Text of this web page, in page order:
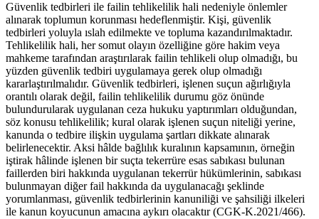
Güvenlik tedbirleri ile failin tehlikelilik hali nedeniyle önlemler
alınarak toplumun korunması hedeflenmiştir. Kişi, güvenlik
tedbirleri yoluyla ıslah edilmekte ve topluma kazandırılmaktadır.
Tehlikelilik hali, her somut olayın özelliğine göre hakim veya
mahkeme tarafından araştırılarak failin tehlikeli olup olmadığı, bu
yüzden güvenlik tedbiri uygulamaya gerek olup olmadığı
kararlaştırılmalıdır. Güvenlik tedbirleri, işlenen suçun ağırlığıyla
orantılı olarak değil, failin tehlikelilik durumu göz önünde
bulundurularak uygulanan ceza hukuku yaptırımları olduğundan,
söz konusu tehlikelilik; kural olarak işlenen suçun niteliği yerine,
kanunda o tedbire ilişkin uygulama şartları dikkate alınarak
belirlenecektir. Aksi hâlde bağlılık kuralının kapsamının, örneğin
iştirak hâlinde işlenen bir suçta tekerrüre esas sabıkası bulunan
faillerden biri hakkında uygulanan tekerrür hükümlerinin, sabıkası
bulunmayan diğer fail hakkında da uygulanacağı şeklinde
yorumlanması, güvenlik tedbirlerinin kanuniliği ve şahsiliği ilkeleri
ile kanun koyucunun amacına aykırı olacaktır (CGK-K.2021/466).